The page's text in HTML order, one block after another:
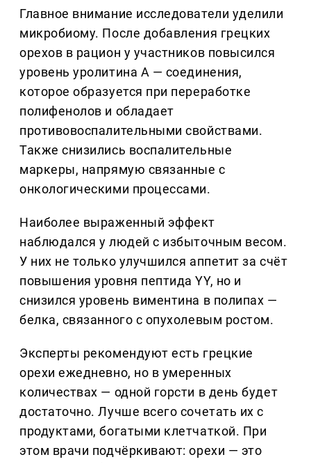
Главное внимание исследователи уделили
микробиому. После добавления грецких
орехов в рацион у участников повысился
уровень уролитина А — соединения,
которое образуется при переработке
полифенолов и обладает
противовоспалительными свойствами.
Также снизились воспалительные
маркеры, напрямую связанные с
онкологическими процессами.
Наиболее выраженный эффект
наблюдался у людей с избыточным весом.
У них не только улучшился аппетит за счёт
повышения уровня пептида YY, но и
снизился уровень виментина в полипах —
белка, связанного с опухолевым ростом.
Эксперты рекомендуют есть грецкие
орехи ежедневно, но в умеренных
количествах — одной горсти в день будет
достаточно. Лучше всего сочетать их с
продуктами, богатыми клетчаткой. При
этом врачи подчёркивают: орехи — это